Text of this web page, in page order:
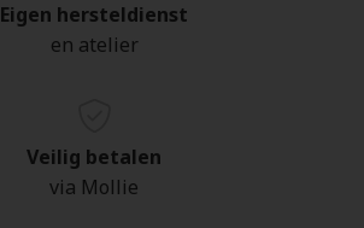
Eigen hersteldienst
en atelier
Veilig betalen
via Mollie